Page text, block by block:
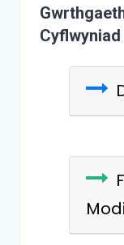
Cyflwyniad